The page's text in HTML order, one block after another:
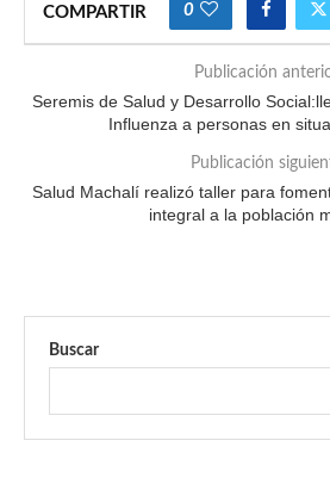
COMPARTIR 0
Publicación
Seremis de Salud y Desarrollo
Influenza a personas en
Publicación
Salud Machalí realizó taller para
integral a la población
Buscar